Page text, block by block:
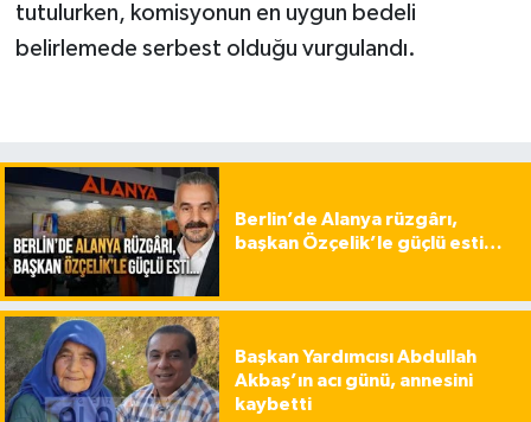
tutulurken, komisyonun en uygun bedeli
belirlemede serbest olduğu vurgulandı.
Berlin’de Alanya rüzgârı,
başkan Özçelik’le güçlü esti…
Başkan Yardımcısı Abdullah
Akbaş’ın acı günü, annesini
kaybetti